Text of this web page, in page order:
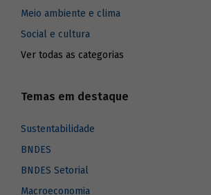
Meio ambiente e clima
Social e cultura
Ver todas as categorias
Temas em destaque
Sustentabilidade
BNDES
BNDES Setorial
Macroeconomia